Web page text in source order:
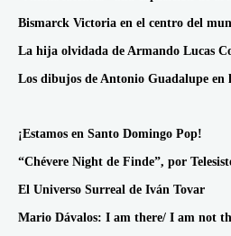
Bismarck Victoria en el centro del
La hija olvidada de Armando Lucas
Los dibujos de Antonio Guadalupe
¡Estamos en Santo Domingo Pop!
“Chévere Night de Finde”, por
El Universo Surreal de Iván Tovar
Mario Dávalos: I am there/ I am not